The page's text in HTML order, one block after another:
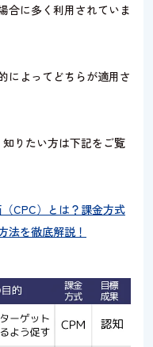
合に多く利用されていま
によってどちらが適用さ
りたい方は下記をご覧
CPC）とは？課金方式
法を徹底解説！